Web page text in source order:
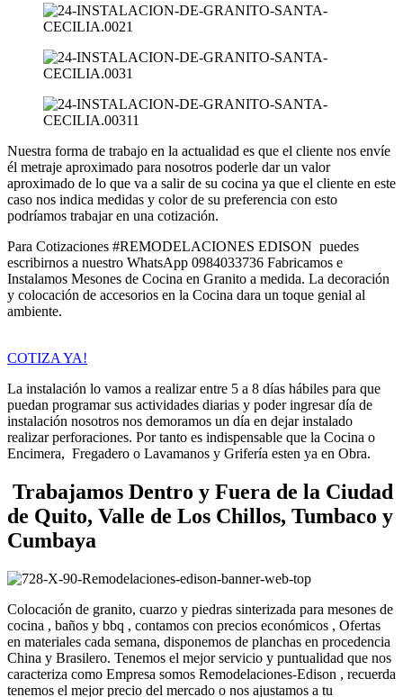
Nuestra forma de trabajo en la actualidad es que el cliente nos envíe
él metraje aproximado para nosotros poderle dar un valor
aproximado de lo que va a salir de su cocina ya que el cliente en este
caso nos indica medidas y color de su preferencia con esto
podríamos trabajar en una cotización.
Para Cotizaciones #REMODELACIONES EDISON puedes
escribirnos a nuestro WhatsApp 0984033736 Fabricamos e
Instalamos Mesones de Cocina en Granito a medida. La decoración
y colocación de accesorios en la Cocina dara un toque genial al
ambiente.
COTIZA YA!
La instalación lo vamos a realizar entre 5 a 8 días hábiles para que
puedan programar sus actividades diarias y poder ingresar día de
instalación nosotros nos demoramos un día en dejar instalado
realizar perforaciones. Por tanto es indispensable que la Cocina o
Encimera, Fregadero o Lavamanos y Grifería esten ya en Obra.
Trabajamos Dentro y Fuera de la Ciudad
de Quito, Valle de Los Chillos, Tumbaco y
Cumbaya
Colocación de granito, cuarzo y piedras sinterizada para mesones de
cocina , baños y bbq , contamos con precios económicos , Ofertas
en materiales cada semana, disponemos de planchas en procedencia
China y Brasilero. Tenemos el mejor servicio y puntualidad que nos
caracteriza como Empresa somos Remodelaciones-Edison , recuerda
tenemos el mejor precio del mercado o nos ajustamos a tu